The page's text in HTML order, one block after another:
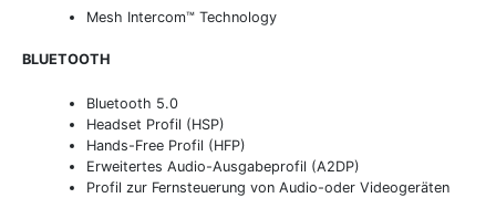
Mesh Intercom™ Technology
BLUETOOTH
Bluetooth 5.0
Headset Profil (HSP)
Hands-Free Profil (HFP)
Erweitertes Audio-Ausgabeprofil (A2DP)
Profil zur Fernsteuerung von Audio-oder Videogeräten